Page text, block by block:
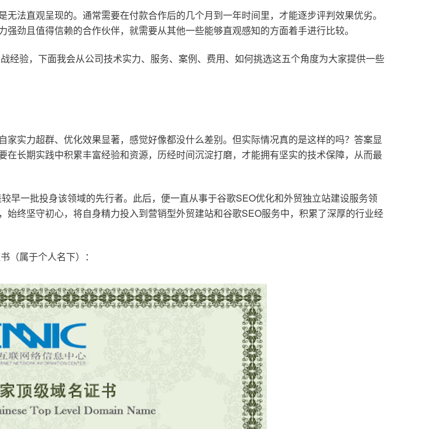
法直观呈现的。通常需要在付款合作后的几个月到一年时间里，才能逐步评判效果优劣。
劲且值得信赖的合作伙伴，就需要从其他一些能够直观感知的方面着手进行比较。
验，下面我会从公司技术实力、服务、案例、费用、如何挑选这五个角度为大家提供一些
实力超群、优化效果显著，感觉好像都没什么差别。但实际情况真的是这样的吗？答案显
长期实践中积累丰富经验和资源，历经时间沉淀打磨，才能拥有坚实的技术保障，从而最
早一批投身该领域的先行者。此后，便一直从事于谷歌SEO优化和外贸独立站建设服务领
终坚守初心，将自身精力投入到营销型外贸建站和谷歌SEO服务中，积累了深厚的行业经
（属于个人名下）：